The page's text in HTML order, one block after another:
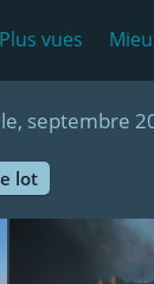
Plus vues
septembre
lot